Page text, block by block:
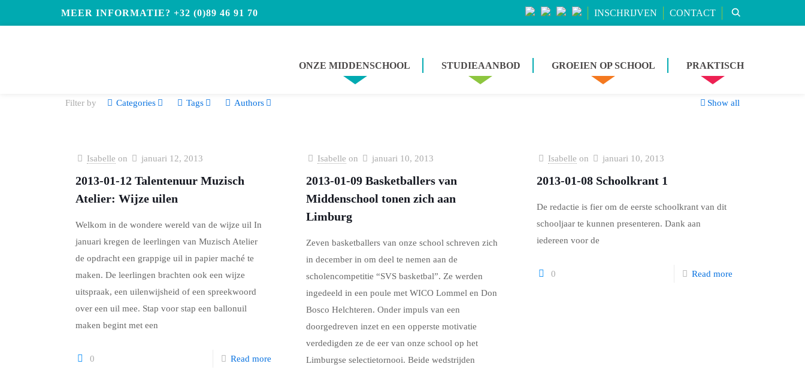
MEER INFORMATIE? +32 (0)89 46 91 70 INSCHRIJVEN CONTACT
ONZE MIDDENSCHOOL STUDIEAANBOD GROEIEN OP SCHOOL PRAKTISCH
Filter by Categories Tags Authors Show all
Isabelle on januari 12, 2013
2013-01-12 Talentenuur Muzisch
Atelier: Wijze uilen
Welkom in de wondere wereld van de wijze uil In
januari kregen de leerlingen van Muzisch Atelier
de opdracht een grappige uil in papier maché te
maken. De leerlingen brachten ook een wijze
uitspraak, een uilenwijsheid of een spreekwoord
over een uil mee. Stap voor stap een ballonuil
maken begint met een
0 Read more
Isabelle on januari 10, 2013
2013-01-09 Basketballers van
Middenschool tonen zich aan
Limburg
Zeven basketballers van onze school schreven zich
in december in om deel te nemen aan de
scholencompetitie “SVS basketbal”. Ze werden
ingedeeld in een poule met WICO Lommel en Don
Bosco Helchteren. Onder impuls van een
doorgedreven inzet en een opperste motivatie
verdedigden ze de eer van onze school op het
Limburgse selectietornooi. Beide wedstrijden
Isabelle on januari 10, 2013
2013-01-08 Schoolkrant 1
De redactie is fier om de eerste schoolkrant van dit
schooljaar te kunnen presenteren. Dank aan
iedereen voor de
0 Read more